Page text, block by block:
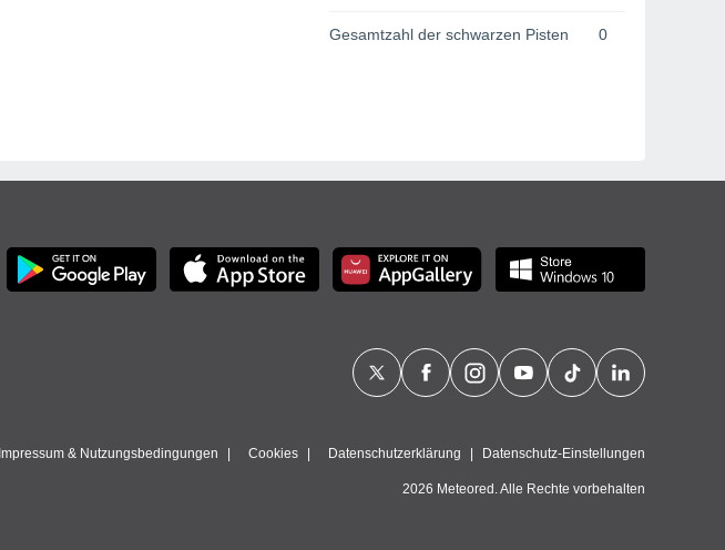
Gesamtzahl der schwarzen Pisten 0
Impressum & Nutzungsbedingungen Cookies Datenschutzerklärung Datenschutz-Einstellungen
2026 Meteored. Alle Rechte vorbehalten